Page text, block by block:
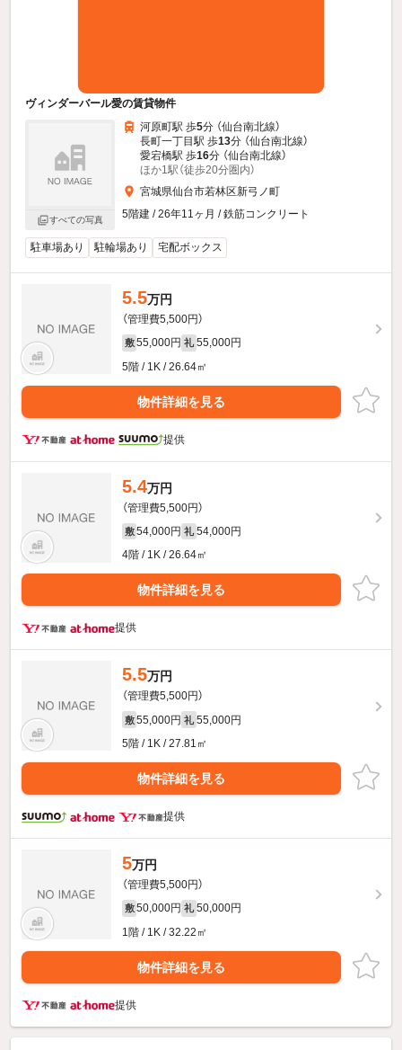
ヴィンダーバール愛の賃貸物件
すべての写真
河原町駅 歩5分 （仙台南北線）
長町一丁目駅 歩13分 （仙台南北線）
愛宕橋駅 歩16分 （仙台南北線）
ほか1駅（徒歩20分圏内）
宮城県仙台市若林区新弓ノ町
5階建 / 26年11ヶ月 / 鉄筋コンクリート
駐車場あり 駐輪場あり 宅配ボックス
5.5万円
（管理費5,500円）
敷 55,000円 礼 55,000円
5階 / 1K / 26.64㎡
物件詳細を見る
提供
5.4万円
（管理費5,500円）
敷 54,000円 礼 54,000円
4階 / 1K / 26.64㎡
物件詳細を見る
提供
5.5万円
（管理費5,500円）
敷 55,000円 礼 55,000円
5階 / 1K / 27.81㎡
物件詳細を見る
提供
5万円
（管理費5,500円）
敷 50,000円 礼 50,000円
1階 / 1K / 32.22㎡
物件詳細を見る
提供